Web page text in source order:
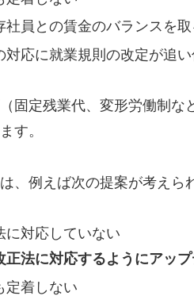
社員との賃金のバランスを
対応に就業規則の改定が追
固定残業代、変形労働制
す。
、例えば次の提案が考えら
に対応していない
法に対応するようにアップ
定着しない